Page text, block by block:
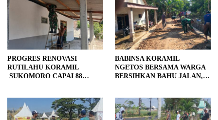
PROGRES RENOVASI
RUTILAHU KORAMIL
SUKOMORO CAPAI 88
BABINSA KORAMIL
NGETOS BERSAMA WARGA
BERSIHKAN BAHU JALAN,